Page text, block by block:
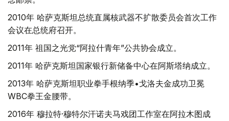
2010年 哈萨克斯坦总统直属核武器不扩散委员会首次工作
会议在总统府召开。
2011年 祖国之光党“阿拉什青年”公共协会成立。
2011年 哈萨克斯坦国家银行新储备中心在阿斯塔纳成立。
2013年 哈萨克斯坦职业拳手根纳季•戈洛夫金成功卫冕
WBC拳王金腰带。
2016年 穆拉特·穆特尔汗诺夫马戏团工作室在阿拉木图成